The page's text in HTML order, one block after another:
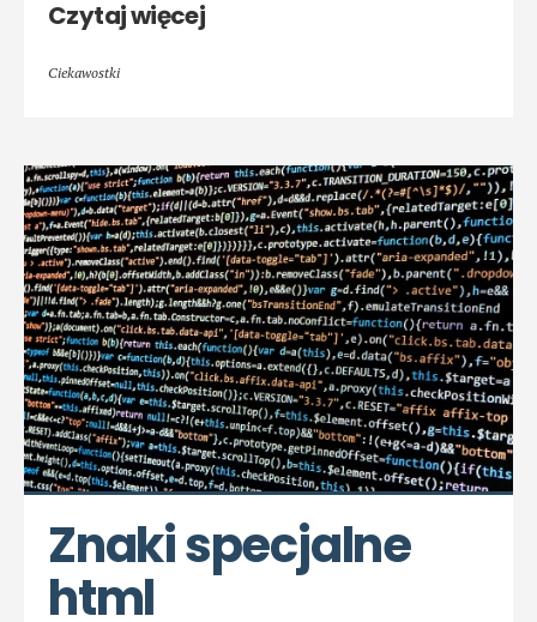
Czytaj więcej
Ciekawostki
Znaki specjalne
html